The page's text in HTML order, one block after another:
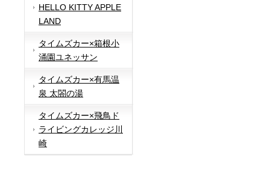
HELLO KITTY APPLE
LAND
タイムズカー×箱根小
涌園ユネッサン
タイムズカー×有馬温
泉 太閤の湯
タイムズカー×飛鳥ド
ライビングカレッジ川
崎